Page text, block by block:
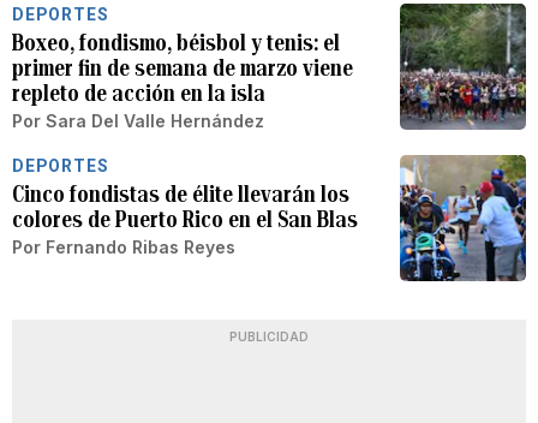
DEPORTES
Boxeo, fondismo, béisbol y tenis: el
primer fin de semana de marzo viene
repleto de acción en la isla
Por Sara Del Valle Hernández
DEPORTES
Cinco fondistas de élite llevarán los
colores de Puerto Rico en el San Blas
Por Fernando Ribas Reyes
PUBLICIDAD